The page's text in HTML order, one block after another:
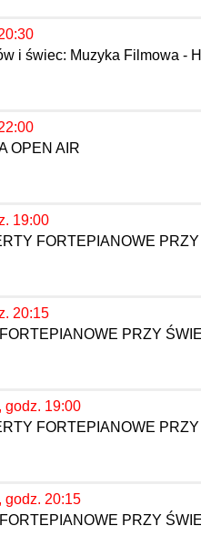
i świec: Muzyka Filmowa -
OPEN AIR
19:00
FORTEPIANOWE
20:15
PRZY
godz. 19:00
FORTEPIANOWE
godz. 20:15
PRZY